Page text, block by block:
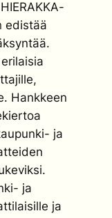
edistää
Hankkeen
ja
ja
ja